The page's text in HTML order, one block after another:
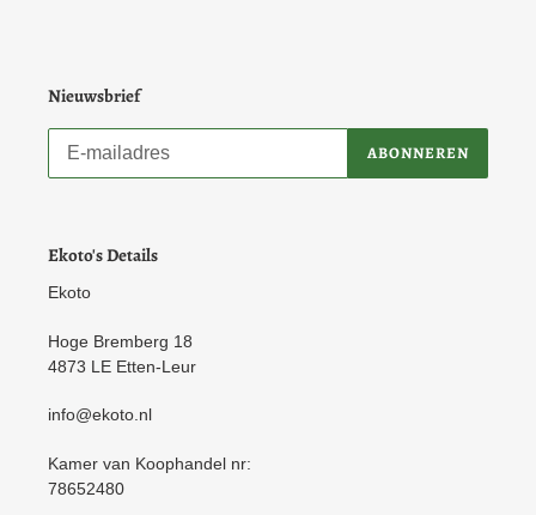
Nieuwsbrief
ABONNEREN
Ekoto's Details
Ekoto
Hoge Bremberg 18
4873 LE Etten-Leur
info@ekoto.nl
Kamer van Koophandel nr:
78652480